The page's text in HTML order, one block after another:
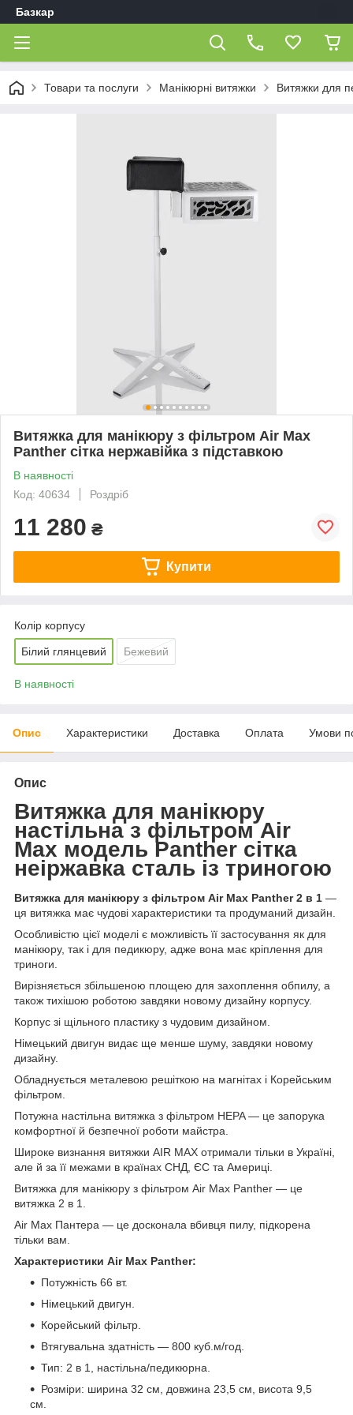
Базкар
Товари та послуги Манікюрні витяжки Витяжки для
Витяжка для манікюру з фільтром Air Max
Panther сітка нержавійка з підставкою
В наявності
Код: 40634
Роздріб
11 280 ₴
Купити
Колір корпусу
Білий глянцевий Бежевий
В наявності
Опис Характеристики Доставка Оплата Умови
Опис
Витяжка для манікюру
настільна з фільтром Air
Max модель Panther сітка
неіржавка сталь із триногою
Витяжка для манікюру з фільтром Air Max Panther 2 в 1 —
ця витяжка має чудові характеристики та продуманий дизайн.
Особливістю цієї моделі є можливість її застосування як для
манікюру, так і для педикюру, адже вона має кріплення для
триноги.
Вирізняється збільшеною площею для захоплення обпилу, а
також тихішою роботою завдяки новому дизайну корпусу.
Корпус зі щільного пластику з чудовим дизайном.
Німецький двигун видає ще менше шуму, завдяки новому
дизайну.
Обладнується металевою решіткою на магнітах і Корейським
фільтром.
Потужна настільна витяжка з фільтром HEPA — це запорука
комфортної й безпечної роботи майстра.
Широке визнання витяжки AIR MAX отримали тільки в Україні,
але й за її межами в країнах СНД, ЄС та Америці.
Витяжка для манікюру з фільтром Air Max Panther — це
витяжка 2 в 1.
Air Max Пантера — це досконала вбивця пилу, підкорена
тільки вам.
Характеристики Air Max Panther:
Потужність 66 вт.
Німецький двигун.
Корейський фільтр.
Втягувальна здатність — 800 куб.м/год.
Тип: 2 в 1, настільна/педикюрна.
Розміри: ширина 32 см, довжина 23,5 см, висота 9,5
см.